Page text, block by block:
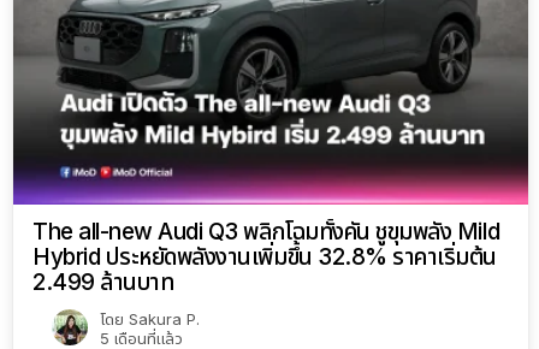
The all-new Audi Q3 พลิกโฉมทั้งคัน ชูขุมพลัง Mild
Hybrid ประหยัดพลังงานเพิ่มขึ้น 32.8% ราคาเริ่มต้น
2.499 ล้านบาท
โดย Sakura P.
5 เดือนที่แล้ว